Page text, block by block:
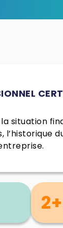
situation
l’historique
2+